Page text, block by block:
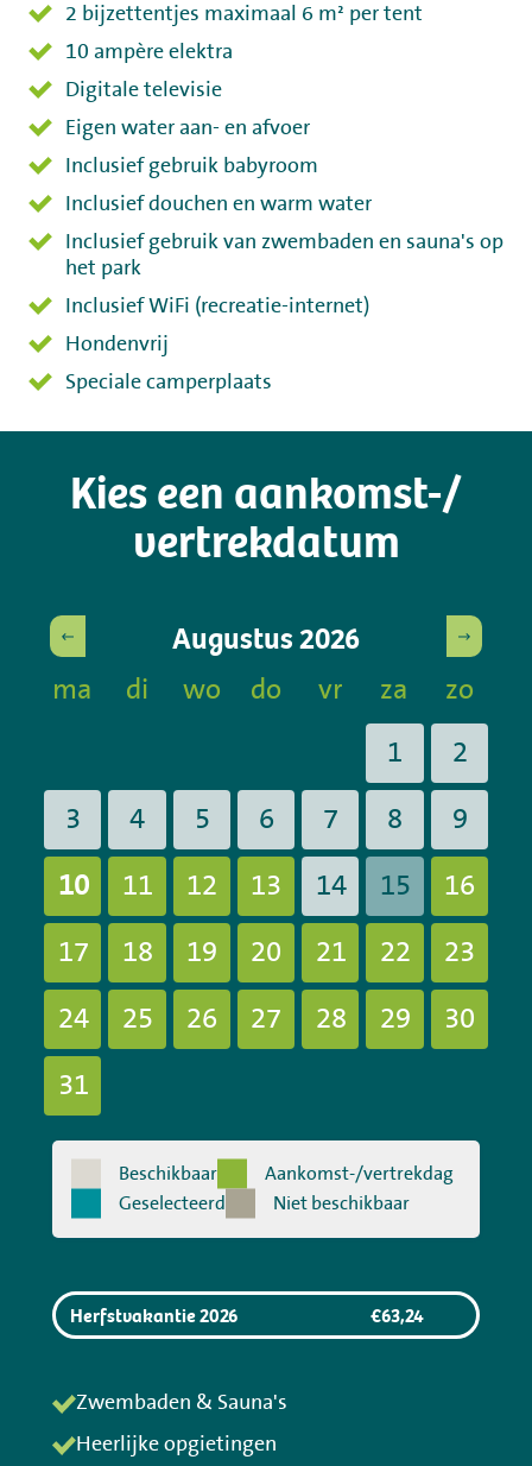
2 bijzettentjes maximaal 6 m² per tent
10 ampère elektra
Digitale televisie
Eigen water aan- en afvoer
Inclusief gebruik babyroom
Inclusief douchen en warm water
Inclusief gebruik van zwembaden en sauna's op
het park
Inclusief WiFi (recreatie-internet)
Hondenvrij
Speciale camperplaats
Kies een aankomst-/
vertrekdatum
Augustus2026
ma di wo do vr za
zo
1
2
3
4 5 6 7 8
9
10
11 12 13 14 15
16
17
18 19 20 21 22
23
24
25 26 27 28 29
30
31
Beschikbaar
Aankomst-/vertrekdag
Geselecteerd
Niet beschikbaar
Herfstvakantie 2026 €63,24
Zwembaden & Sauna's
Heerlijke opgietingen